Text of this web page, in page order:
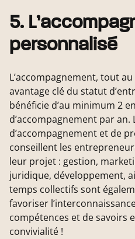
5.
personnalisé
L’accompagnement, tout
avantage clé du statut
bénéficie d’au minimum 2
d’accompagnement par an.
d’accompagnement et de
conseillent les
leur projet : gestion,
juridique, développement,
temps collectifs sont
favoriser
compétences et de savoirs
convivialité !